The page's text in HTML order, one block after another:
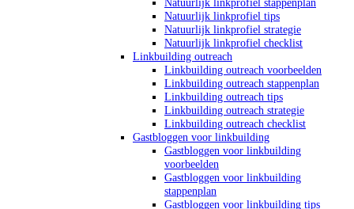
Natuurlijk linkprofiel stappenplan
Natuurlijk linkprofiel tips
Natuurlijk linkprofiel strategie
Natuurlijk linkprofiel checklist
Linkbuilding outreach
Linkbuilding outreach voorbeelden
Linkbuilding outreach stappenplan
Linkbuilding outreach tips
Linkbuilding outreach strategie
Linkbuilding outreach checklist
Gastbloggen voor linkbuilding
Gastbloggen voor linkbuilding
voorbeelden
Gastbloggen voor linkbuilding
stappenplan
Gastbloggen voor linkbuilding tips